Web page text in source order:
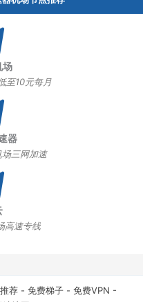
场
至10元每月
器
场三网加速
高速专线
荐 - 免费梯子 - 免费VPN -